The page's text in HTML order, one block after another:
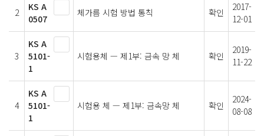
2
KS A
0507
체가름 시험 방법 통칙 확인
2017-
12-01
3
KS A
5101-
1
시험용체 — 제1부: 금속 망 체 확인
2019-
11-22
4
KS A
5101-
1
시험용 체 — 제1부: 금속망 체 확인
2024-
08-08